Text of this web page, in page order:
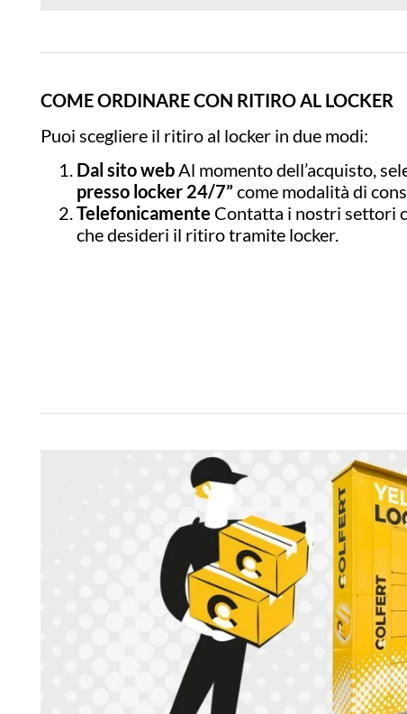
COME ORDINARE CON RITIRO AL LOCKER
Puoi scegliere il ritiro al locker in due modi:
Dal sito webAl momento dell’acquisto,
presso locker 24/7” come modalità di
Telefonicamente Contatta i nostri settori
che desideri il ritiro tramite locker.